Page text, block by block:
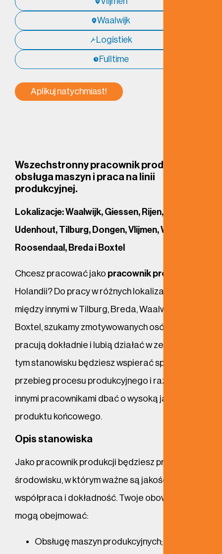
Waalwijk
Logistiek
Fulltime
Aplikuj natychmiast!
Wszechstronny pracownik produkcji,
obsługa maszyn i praca na linii
produkcyjnej.
Lokalizacje: Waalwijk, Giessen, Rijen,
Udenhout, Tilburg, Dongen, Vlijmen, Weert,
Roosendaal, Breda i Boxtel
Chcesz pracować jako pracownik produkcji
Holandii? Do pracy w różnych lokalizacjach,
między innymi w Tilburg, Breda, Waalwijk i
Boxtel, szukamy zmotywowanych osób, które
pracują dokładnie i lubią działać w zespole. Na
tym stanowisku będziesz wspierać sprawny
przebieg procesu produkcyjnego i razem z
innymi pracownikami dbać o wysoką jakość
produktu końcowego.
Opis stanowiska
Jako pracownik produkcji będziesz pracować w
środowisku, w którym ważne są jakość,
współpraca i dokładność. Twoje obowiązki
mogą obejmować:
Obsługę maszyn produkcyjnych;